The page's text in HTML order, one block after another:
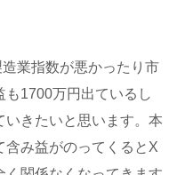
業指数が悪かったり市
1700万円出ているし
きたいと思います。本
含み益がのってくるとX